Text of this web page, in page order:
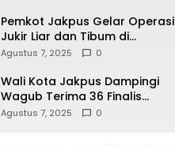
Pemkot Jakpus Gelar Operasi
Jukir Liar dan Tibum di
Kecamatan Kemayoran dan
Agustus 7, 2025 0
Wali Kota Jakpus Dampingi
Wagub Terima 36 Finalis
Abnon DKI Jakarta
Agustus 7, 2025 0